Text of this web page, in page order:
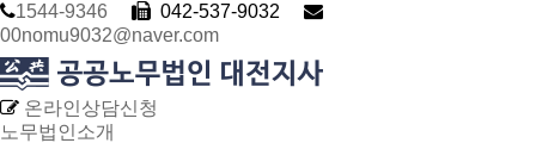
1544-9346
042-537-9032
00nomu9032@naver.com
온라인상담신청
노무법인소개